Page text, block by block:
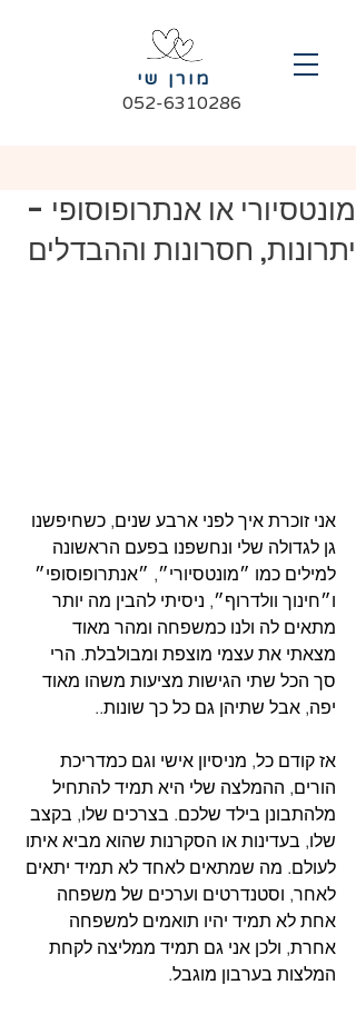
מורן שי
052-6310286
מונטסיורי או אנתרופוסופי -
יתרונות, חסרונות וההבדלים
אני זוכרת איך לפני ארבע שנים, כשחיפשנו
גן לגדולה שלי ונחשפנו בפעם הראשונה
למילים כמו ״מונטסיורי״, ״אנתרופוסופי״
ו״חינוך וולדרוף״, ניסיתי להבין מה יותר
מתאים לה ולנו כמשפחה ומהר מאוד
מצאתי את עצמי מוצפת ומבולבלת. הרי
סך הכל שתי הגישות מציעות משהו מאוד
יפה, אבל שתיהן גם כל כך שונות..
אז קודם כל, מניסיון אישי וגם כמדריכת
הורים, ההמלצה שלי היא תמיד להתחיל
מלהתבונן בילד שלכם. בצרכים שלו, בקצב
שלו, בעדינות או הסקרנות שהוא מביא איתו
לעולם. מה שמתאים לאחד לא תמיד יתאים
לאחר, וסטנדרטים וערכים של משפחה
אחת לא תמיד יהיו תואמים למשפחה
אחרת, ולכן אני גם תמיד ממליצה לקחת
המלצות בערבון מוגבל.